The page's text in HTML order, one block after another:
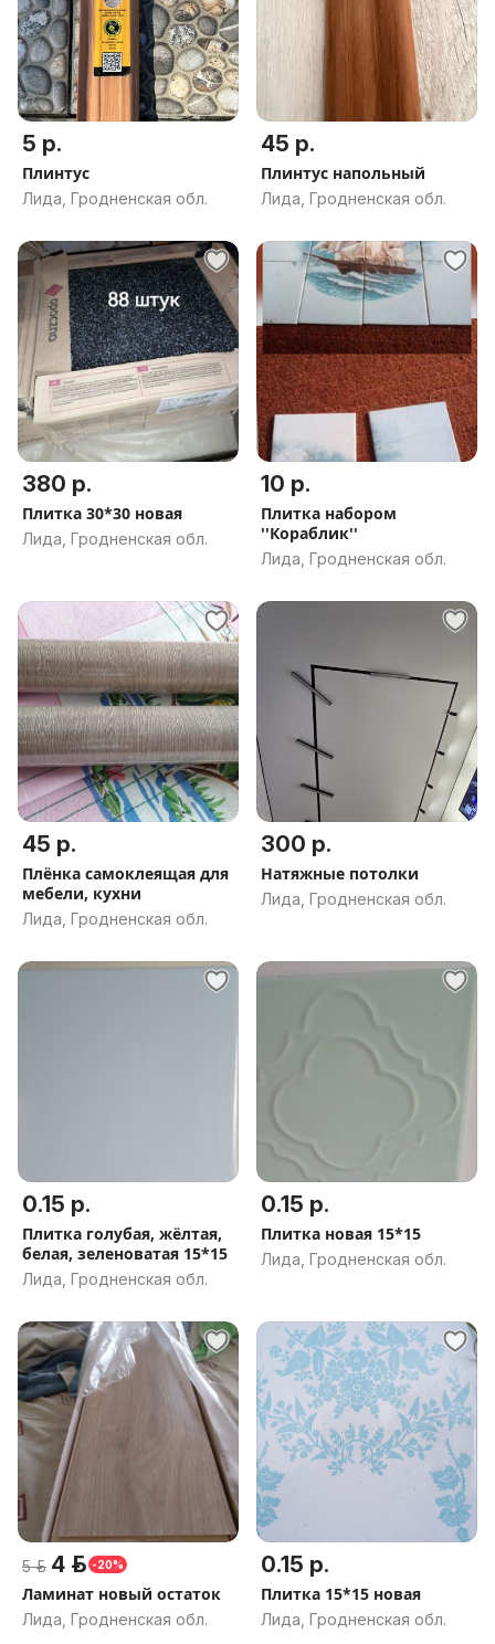
5 р.
Плинтус
Лида, Гродненская обл.
45 р.
Плинтус напольный
Лида, Гродненская обл.
380 р.
Плитка 30*30 новая
Лида, Гродненская обл.
10 р.
Плитка набором
''Кораблик''
Лида, Гродненская обл.
45 р.
Плёнка самоклеящая для
мебели, кухни
Лида, Гродненская обл.
300 р.
Натяжные потолки
Лида, Гродненская обл.
0.15 р.
Плитка голубая, жёлтая,
белая, зеленоватая 15*15
Лида, Гродненская обл.
0.15 р.
Плитка новая 15*15
Лида, Гродненская обл.
5 р. 4 р. -20%
Ламинат новый остаток
Лида, Гродненская обл.
0.15 р.
Плитка 15*15 новая
Лида, Гродненская обл.